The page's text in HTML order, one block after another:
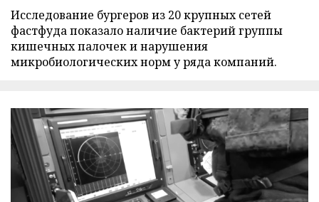
Исследование бургеров из 20 крупных сетей
фастфуда показало наличие бактерий группы
кишечных палочек и нарушения
микробиологических норм у ряда компаний.